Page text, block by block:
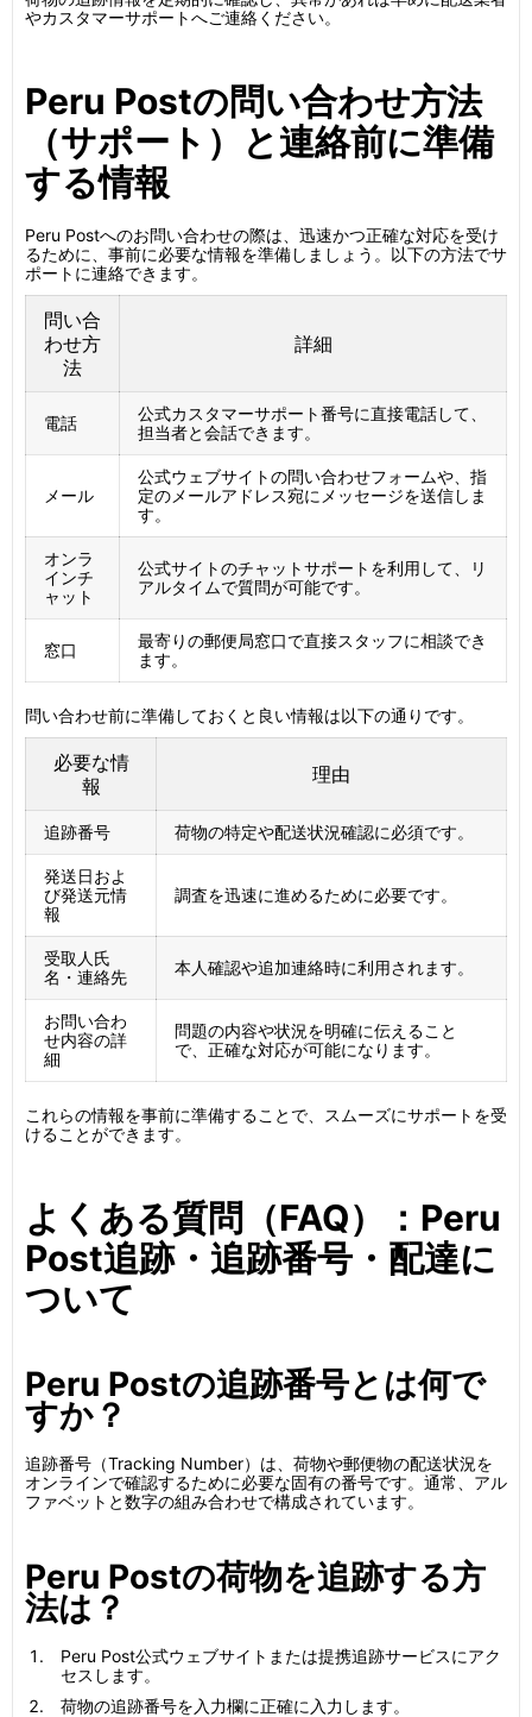
やカスタマーサポートへご連絡ください。
Peru Postの問い合わせ方法
（サポート）と連絡前に準備
する情報
Peru Postへのお問い合わせの際は、迅速かつ正確な対応を受け
るために、事前に必要な情報を準備しましょう。以下の方法でサ
ポートに連絡できます。
問い合
わせ方
法
詳細
電話
公式カスタマーサポート番号に直接電話して、
担当者と会話できます。
メール
公式ウェブサイトの問い合わせフォームや、指
定のメールアドレス宛にメッセージを送信しま
す。
オンラ
インチ
ャット
公式サイトのチャットサポートを利用して、リ
アルタイムで質問が可能です。
窓口
最寄りの郵便局窓口で直接スタッフに相談でき
ます。
問い合わせ前に準備しておくと良い情報は以下の通りです。
必要な情
報
理由
追跡番号 荷物の特定や配送状況確認に必須です。
発送日およ
び発送元情
報
調査を迅速に進めるために必要です。
受取人氏
名・連絡先
本人確認や追加連絡時に利用されます。
お問い合わ
せ内容の詳
細
問題の内容や状況を明確に伝えること
で、正確な対応が可能になります。
これらの情報を事前に準備することで、スムーズにサポートを受
けることができます。
よくある質問（FAQ）：Peru
Post追跡・追跡番号・配達に
ついて
Peru Postの追跡番号とは何で
すか？
追跡番号（Tracking Number）は、荷物や郵便物の配送状況を
オンラインで確認するために必要な固有の番号です。通常、アル
ファベットと数字の組み合わせで構成されています。
Peru Postの荷物を追跡する方
法は？
Peru Post公式ウェブサイトまたは提携追跡サービスにアク
セスします。
荷物の追跡番号を入力欄に正確に入力します。